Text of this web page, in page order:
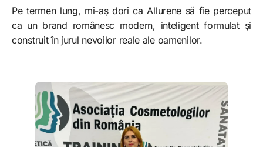
Pe termen lung, mi-aș dori ca Allurene să fie perceput
ca un brand românesc modern, inteligent formulat și
construit în jurul nevoilor reale ale oamenilor.